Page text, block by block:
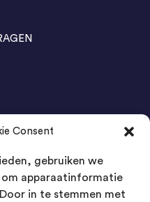
Consent
gebruiken we
apparaatinformatie
in te stemmen met